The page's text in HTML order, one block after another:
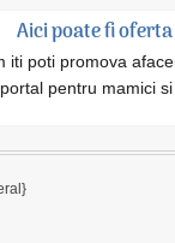
Aici poate fi
iti poti promova
portal pentru mamici